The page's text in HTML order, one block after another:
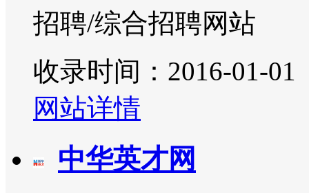
招聘/综合招聘网站
收录时间：2016-01-01
网站详情
中华英才网